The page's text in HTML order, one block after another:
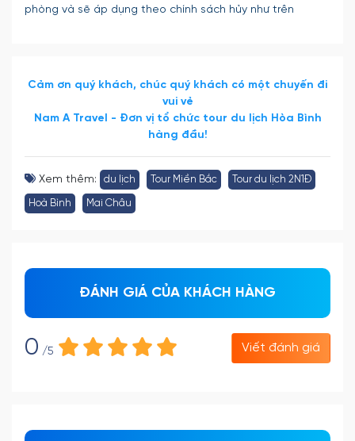
phòng và sẽ áp dụng theo chính sách hủy như trên
Cảm ơn quý khách, chúc quý khách có một chuyến đi
vui vẻ
Nam A Travel - Đơn vị tổ chức tour du lịch Hòa Bình
hàng đầu!
Xem thêm: du lịch Tour Miền Bắc Tour du lịch 2N1Đ
Hoà Bình Mai Châu
ĐÁNH GIÁ CỦA KHÁCH HÀNG
0 /5 Viết đánh giá